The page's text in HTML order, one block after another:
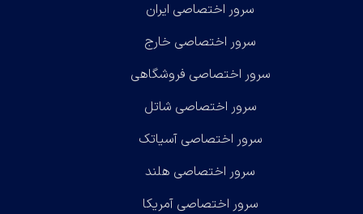
سرور اختصاصی ایران
سرور اختصاصی خارج
سرور اختصاصی فروشگاهی
سرور اختصاصی شاتل
سرور اختصاصی آسیاتک
سرور اختصاصی هلند
سرور اختصاصی آمریکا